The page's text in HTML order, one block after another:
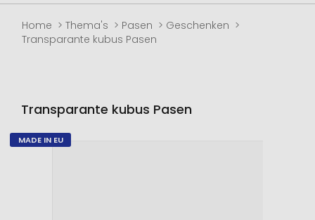
Home Thema's Pasen
Geschenken
Transparante kubus Pasen
Transparante kubus Pasen
Naar
MADE IN EU